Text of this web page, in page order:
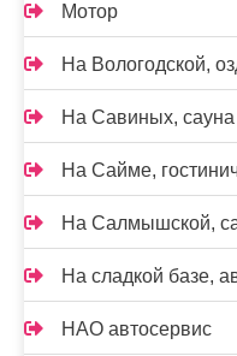
Мотор
На Вологодской,
На Савиных, сауна
На Сайме,
На Салмышской,
На сладкой базе,
НАО автосервис